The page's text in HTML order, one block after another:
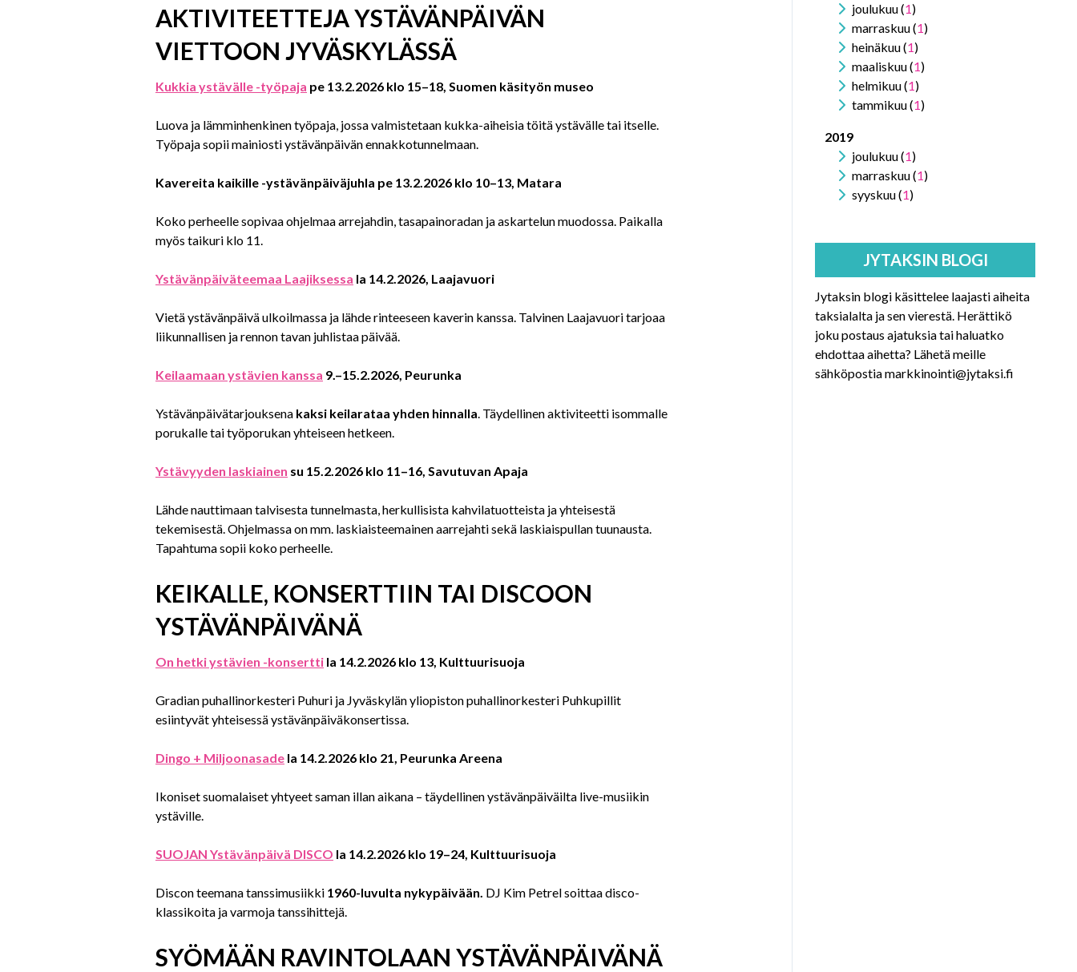
AKTIVITEETTEJA YSTÄVÄNPÄIVÄN
VIETTOON JYVÄSKYLÄSSÄ
Kukkia ystävälle -työpaja pe 13.2.2026 klo 15–18, Suomen käsityön museo
Luova ja lämminhenkinen työpaja, jossa valmistetaan kukka-aiheisia töitä ystävälle tai itselle.
Työpaja sopii mainiosti ystävänpäivän ennakkotunnelmaan.
Kavereita kaikille -ystävänpäiväjuhla pe 13.2.2026 klo 10–13, Matara
Koko perheelle sopivaa ohjelmaa arrejahdin, tasapainoradan ja askartelun muodossa. Paikalla
myös taikuri klo 11.
Ystävänpäiväteemaa Laajiksessa la 14.2.2026, Laajavuori
Vietä ystävänpäivä ulkoilmassa ja lähde rinteeseen kaverin kanssa. Talvinen Laajavuori tarjoaa
liikunnallisen ja rennon tavan juhlistaa päivää.
Keilaamaan ystävien kanssa 9.–15.2.2026, Peurunka
Ystävänpäivätarjouksena kaksi keilarataa yhden hinnalla. Täydellinen aktiviteetti isommalle
porukalle tai työporukan yhteiseen hetkeen.
Ystävyyden laskiainen su 15.2.2026 klo 11–16, Savutuvan Apaja
Lähde nauttimaan talvisesta tunnelmasta, herkullisista kahvilatuotteista ja yhteisestä
tekemisestä. Ohjelmassa on mm. laskiaisteemainen aarrejahti sekä laskiaispullan tuunausta.
Tapahtuma sopii koko perheelle.
KEIKALLE, KONSERTTIIN TAI DISCOON
YSTÄVÄNPÄIVÄNÄ
On hetki ystävien -konsertti la 14.2.2026 klo 13, Kulttuurisuoja
Gradian puhallinorkesteri Puhuri ja Jyväskylän yliopiston puhallinorkesteri Puhkupillit
esiintyvät yhteisessä ystävänpäiväkonsertissa.
Dingo + Miljoonasade la 14.2.2026 klo 21, Peurunka Areena
Ikoniset suomalaiset yhtyeet saman illan aikana – täydellinen ystävänpäiväilta live-musiikin
ystäville.
SUOJAN Ystävänpäivä DISCO la 14.2.2026 klo 19–24, Kulttuurisuoja
Discon teemana tanssimusiikki 1960-luvulta nykypäivään. DJ Kim Petrel soittaa disco-
klassikoita ja varmoja tanssihittejä.
SYÖMÄÄN RAVINTOLAAN YSTÄVÄNPÄIVÄNÄ
joulukuu (1)
marraskuu (1)
heinäkuu (1)
maaliskuu (1)
helmikuu (1)
tammikuu (1)
2019
joulukuu (1)
marraskuu (1)
syyskuu (1)
JYTAKSIN BLOGI
Jytaksin blogi käsittelee laajasti aiheita
taksialalta ja sen vierestä. Herättikö
joku postaus ajatuksia tai haluatko
ehdottaa aihetta? Lähetä meille
sähköpostiamarkkinointi@jytaksi.fi